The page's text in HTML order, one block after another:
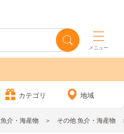
メニュー
カテゴリ 地域
魚介・海産物 その他 魚介・海産物